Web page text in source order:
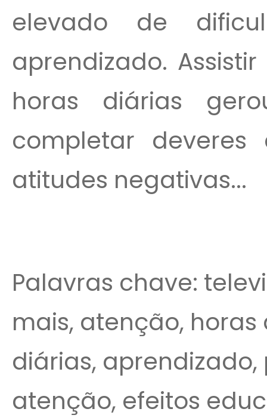
elevado de
aprendizado.
horas diárias
completar
atitudes negativas...
Palavras chave:
mais, atenção,
diárias,
atenção, efeitos